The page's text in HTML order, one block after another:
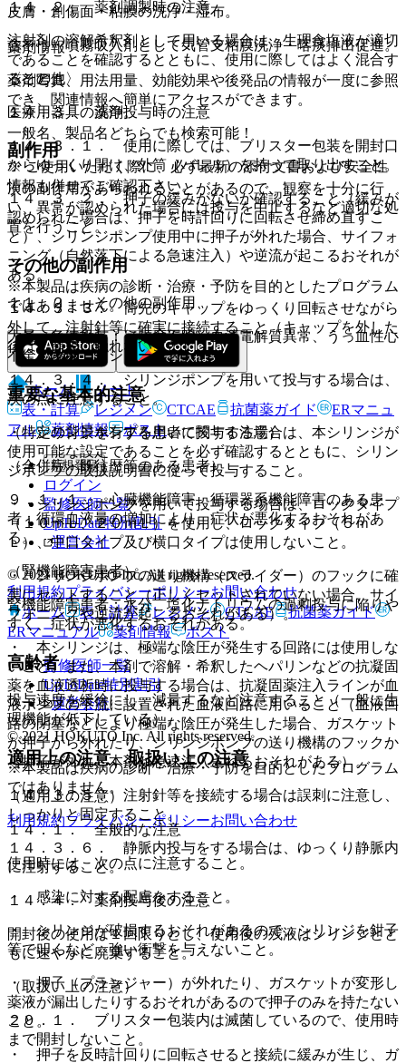
１４．２． 薬剤調製時の注意
注射剤の溶解希釈剤として用いる場合は、生理食塩液が適切
であることを確認するとともに、使用に際してはよく混合す
ること。
１４．３． 薬剤投与時の注意
１４．３．１． 使用に際しては、ブリスター包装を開封口
からゆっくり開け、外筒（バレル）を持って取り出すこと。
１４．３．２． 押子の緩みがないか確認すること（緩みが
認められた場合は、押子を時計回りに回転させ締め直すこ
と）、シリンジポンプ使用中に押子が外れた場合、サイフォ
ニング（自然落下による急速注入）や逆流が起こるおそれが
ある。
１４．３．３． 筒先のキャップをゆっくり回転させながら
外して、注射針等に確実に接続すること（キャップを外した
後は、筒先に触れないこと）。
１４．３．４． シリンジポンプを用いて投与する場合は、
次の点に注意すること。
・ シリンジポンプを用いて投与する場合は、本シリンジが
使用可能な設定であることを必ず確認するとともに、シリン
ジポンプの取扱説明書に従って投与すること。
・ シリンジポンプを用いて投与する場合は、ロックタイプ
（１０ｍＬ、２０ｍＬ）を使用し、ロックタイプ（５ｍ
Ｌ）、中口タイプ及び横口タイプは使用しないこと。
・ シリンジポンプの送り機構（スライダー）のフックに確
実にセットすること（正しくセットされていない場合、サイ
フォニングや逆流が起こるおそれがある）。
・ 本シリンジは、極端な陰圧が発生する回路には使用しな
いこと。また、本剤で溶解・希釈したヘパリンなどの抗凝固
薬を血液透析時に投与する場合は、抗凝固薬注入ラインが血
液ポンプの下流に設置された血液回路に用いること（血液回
路の閉塞などにより極端な陰圧が発生した場合、ガスケット
が押子から外れたり、シリンジポンプの送り機構のフックか
ら押子が外れ、本剤が急速注入されるおそれがある）。
１４．３．５． 注射針等を接続する場合は誤刺に注意し、
しっかりと固定すること。
１４．３．６． 静脈内投与をする場合は、ゆっくり静脈内
に注射すること。
１４．４． 薬剤投与後の注意
開封後の使用は１回限りとし、使用後の残液はシリンジとと
もに速やかに廃棄すること。
（取扱い上の注意）
２０．１． ブリスター包装内は滅菌しているので、使用時
まで開封しないこと。
皮膚・創傷面・粘膜の洗浄・湿布。
含そう・噴霧吸入剤として気管支粘膜洗浄・喀痰排出促進。
〈その他〉
医療用器具の洗浄。
副作用
次の副作用があらわれることがあるので、観察を十分に行
い、異常が認められた場合には投与を中止するなど適切な処
置を行うこと。
その他の副作用
１１．２． その他の副作用
大量・急速投与：（頻度不明）血清電解質異常、うっ血性心
不全、浮腫、アシドーシス。
重要な基本的注意
（特定の背景を有する患者に関する注意）
（合併症・既往歴等のある患者）
９．１．１． 心臓機能障害、循環器系機能障害のある患
者：循環血液量の増加により、症状が悪化するおそれがあ
る。
（腎機能障害患者）
腎機能障害患者：水分、塩化ナトリウムの過剰投与に陥りや
すく、症状が悪化するおそれがある。
高齢者
投与速度を緩徐にし、減量するなど注意すること（一般に生
理機能が低下している）。
適用上の注意、取扱い上の注意
（適用上の注意）
１４．１． 全般的な注意
使用時には、次の点に注意すること。
・ 感染に対する配慮をすること。
・ シリンジが破損するおそれがあるので、シリンジを鉗子
等で叩くなど、強い衝撃を与えないこと。
・ 押子（プランジャー）が外れたり、ガスケットが変形し
薬液が漏出したりするおそれがあるので押子のみを持たない
こと。
・ 押子を反時計回りに回転させると接続に緩みが生じ、ガ
薬剤情報
薬剤写真、用法用量、効能効果や後発品の情報が一度に参照
でき、関連情報へ簡単にアクセスができます。
一般名、製品名どちらでも検索可能！
※ ご使用いただく際に、必ず最新の添付文書および安全性
情報も併せてご確認下さい。
※本製品は疾病の診断・治療・予防を目的としたプログラム
ではありません。
ホーム
ノート
表・計算
レジメン CTCAE 抗菌薬ガイド
ERマニュ
アル
薬剤情報 ポスト
新規登録
ログイン
監修医師一覧
UpToDate特別割引
運営会社
© 2021 HOKUTO Inc. All rights reserved.
利用規約プライバシーポリシーお問い合わせ
ホーム
表・計算 レジメン CTCAE
抗菌薬ガイド
ERマニュアル
薬剤情報 ポスト
監修医師一覧
UpToDate特別割引
運営会社
© 2021 HOKUTO Inc. All rights reserved.
※本製品は疾病の診断・治療・予防を目的としたプログラム
ではありません。
利用規約プライバシーポリシーお問い合わせ